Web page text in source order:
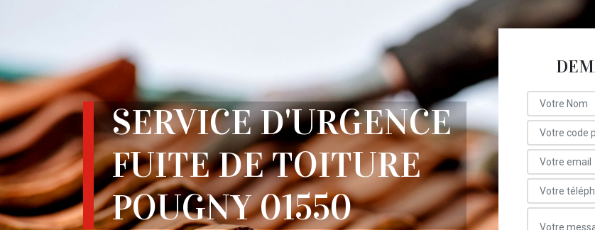
SERVICE D'URGENCE
FUITE DE TOITURE
POUGNY 01550